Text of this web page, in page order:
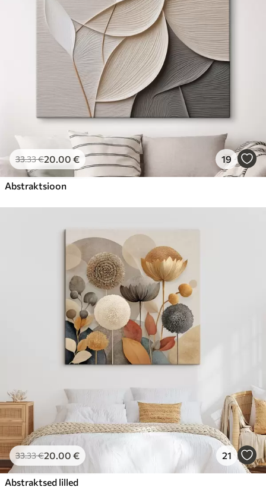
33.33€20.00 € 19
Abstraktsioon
33.33€20.00 € 21
Abstraktsed lilled